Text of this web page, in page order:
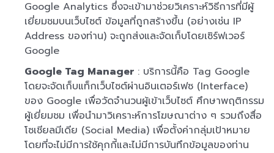
Google Analytics ซึ่งจะเข้ามาช่วยวิเคราะห์วิธีการที่มีผู้
เยี่ยมชมบนเว็บไซต์ ข้อมูลที่ถูกสร้างขึ้น (อย่างเช่น IP
Address ของท่าน) จะถูกส่งและจัดเก็บโดยเซิร์ฟเวอร์
Google
Google Tag Manager : บริการนี้คือ Tag Google
โดยจะจัดเก็บแท็กเว็บไซต์ผ่านอินเตอร์เฟซ (Interface)
ของ Google เพื่อวัดจำนวนผู้เข้าเว็บไซต์ ศึกษาพฤติกรรม
ผู้เยี่ยมชม เพื่อนำมาวิเคราะห์การโฆษณาต่าง ๆ รวมถึงสื่อ
โซเชียลมีเดีย (Social Media) เพื่อตั้งค่ากลุ่มเป้าหมาย
โดยที่จะไม่มีการใช้คุกกี้และไม่มีการบันทึกข้อมูลของท่าน